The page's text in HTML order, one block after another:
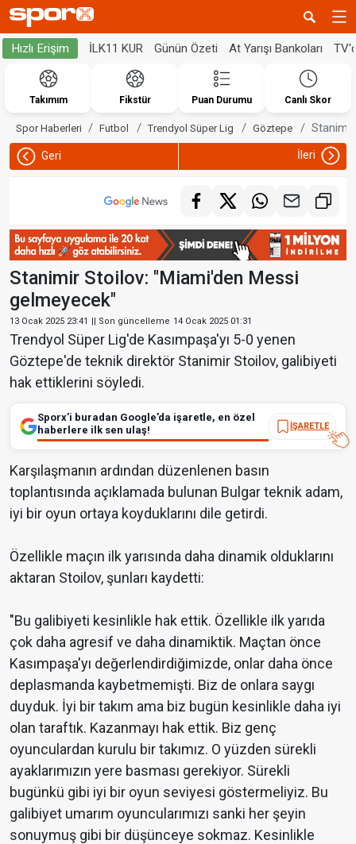
Hızlı Erişim İLK11 KUR Günün Özeti At Yarışı Bankoları
Takımım Fikstür Puan Durumu Canlı Skor
Spor Haberleri Futbol Trendyol Süper Lig Göztepe
Geri İleri
Stanimir Stoilov: "Miami'den Messi
gelmeyecek"
13 Ocak 2025 23:41 || Son güncelleme 14 Ocak 2025 01:31
Trendyol Süper Lig'de Kasımpaşa'yı 5-0 yenen
Göztepe'de teknik direktör Stanimir Stoilov, galibiyeti
hak ettiklerini söyledi.
Sporx’i buradan Google’da işaretle, en özel
haberlere ilk sen ulaş!
İŞARETLE
Karşılaşmanın ardından düzenlenen basın
toplantısında açıklamada bulunan Bulgar teknik adam,
iyi bir oyun ortaya koyduklarını dile getirdi.
Özellikle maçın ilk yarısında daha dinamik olduklarını
aktaran Stoilov, şunları kaydetti:
"Bu galibiyeti kesinlikle hak ettik. Özellikle ilk yarıda
çok daha agresif ve daha dinamiktik. Maçtan önce
Kasımpaşa'yı değerlendirdiğimizde, onlar daha önce
deplasmanda kaybetmemişti. Biz de onlara saygı
duyduk. İyi bir takım ama biz bugün kesinlikle daha iyi
olan taraftık. Kazanmayı hak ettik. Biz genç
oyunculardan kurulu bir takımız. O yüzden sürekli
ayaklarımızın yere basması gerekiyor. Sürekli
bugünkü gibi iyi bir oyun seviyesi göstermeliyiz. Bu
galibiyet umarım oyuncularımızı sanki her şeyin
sonuymuş gibi bir düşünceye sokmaz. Kesinlikle